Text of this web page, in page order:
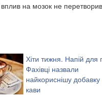
вплив на мозок не
Хіти тижня. Напій для
Фахівці назвали
найкориснішу
кави